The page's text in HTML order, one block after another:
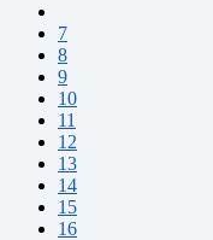
7
8
9
10
11
12
13
14
15
16